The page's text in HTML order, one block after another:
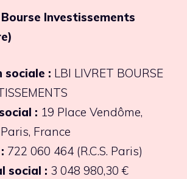
Investissements
sociale : LBI LIVRET BOURSE
: 19 Place Vendôme,
France
722 060 464 (R.C.S. Paris)
social : 3 048 980,30 €